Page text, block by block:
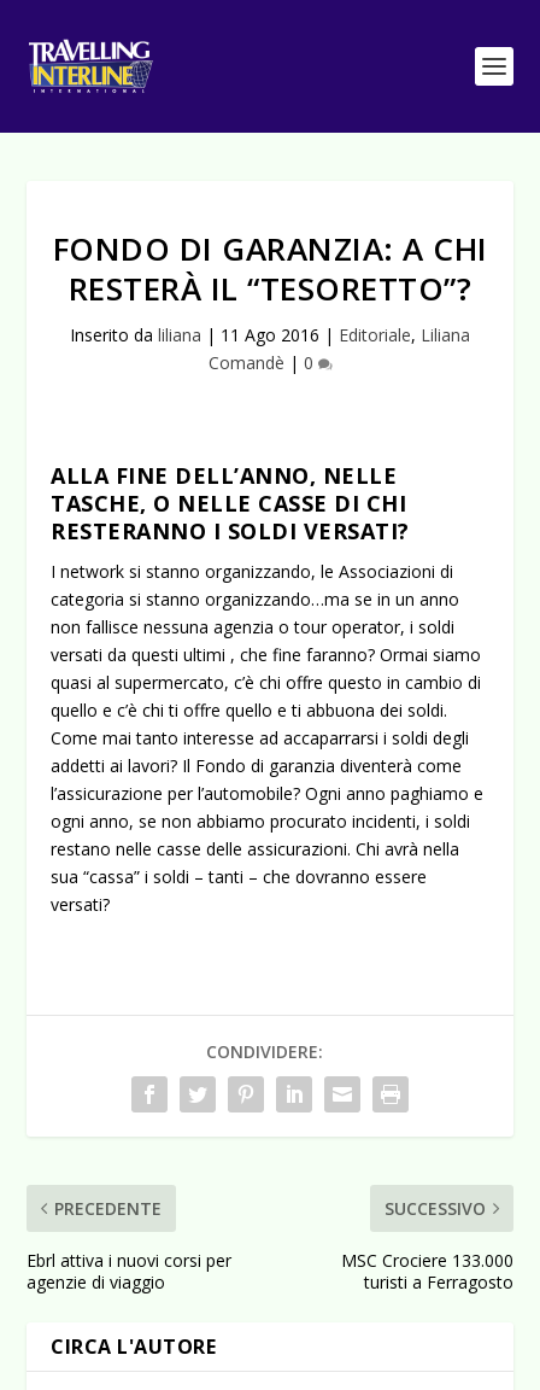
FONDO DI GARANZIA: A CHI
RESTERÀ IL “TESORETTO”?
Inserito da liliana | 11 Ago 2016 | Editoriale, Liliana
Comandè | 0
ALLA FINE DELL’ANNO, NELLE
TASCHE, O NELLE CASSE DI CHI
RESTERANNO I SOLDI VERSATI?
I network si stanno organizzando, le Associazioni di
categoria si stanno organizzando…ma se in un anno
non fallisce nessuna agenzia o tour operator, i soldi
versati da questi ultimi , che fine faranno? Ormai siamo
quasi al supermercato, c’è chi offre questo in cambio di
quello e c’è chi ti offre quello e ti abbuona dei soldi.
Come mai tanto interesse ad accaparrarsi i soldi degli
addetti ai lavori? Il Fondo di garanzia diventerà come
l’assicurazione per l’automobile? Ogni anno paghiamo e
ogni anno, se non abbiamo procurato incidenti, i soldi
restano nelle casse delle assicurazioni. Chi avrà nella
sua “cassa” i soldi – tanti – che dovranno essere
versati?
CONDIVIDERE:
PRECEDENTE
Ebrl attiva i nuovi corsi per
agenzie di viaggio
SUCCESSIVO
MSC Crociere 133.000
turisti a Ferragosto
CIRCA L'AUTORE